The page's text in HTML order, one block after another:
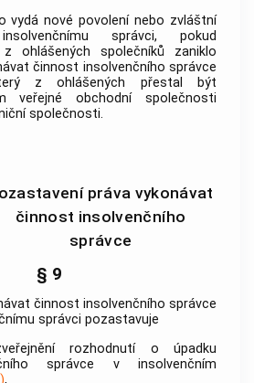
vydá nové povolení nebo zvláštní
insolvenčnímu správci, pokud
z ohlášených společníků zaniklo
činnost insolvenčního správce
z ohlášených přestal být
veřejné obchodní společnosti
společnosti.
práva vykonávat
činnost insolvenčního
správce
§ 9
činnost insolvenčního správce
správci pozastavuje
rozhodnutí o úpadku
správce vinsolvenčním